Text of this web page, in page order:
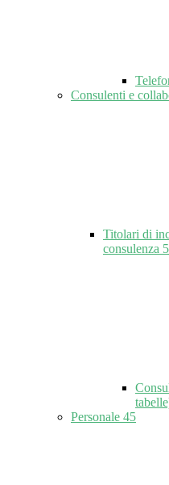
Consulenti e
Titolari di
consulenza 5
Personale 45